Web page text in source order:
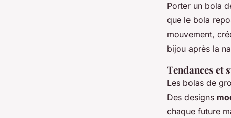
Porter un bola
que le bola
mouvement,
bijou après la
Tendances et
Les bolas de
Des designs
chaque future